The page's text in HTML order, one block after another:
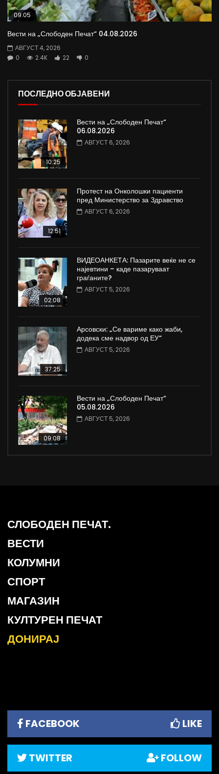
09:05
Вести на „Слободен Печат“ 04.08.2026
АВГУСТ 4, 2026
0
2.4K 22 0
ПОСЛЕДНО ОБЈАВЕНИ
10:25
Вести на „Слободен Печат“
06.08.2026
АВГУСТ 6, 2026
12:51
Протест на Онколошки пациенти
пред Министерство за Здравство
АВГУСТ 6, 2026
02:08
ВИДЕОАНКЕТА: Пазарите веќе не се
најевтини – каде пазаруваат
граѓаните?
АВГУСТ 5, 2026
37:25
Арсовски: „Се вариме како жаби,
додека сме надвор од ЕУ“
АВГУСТ 5, 2026
09:08
Вести на „Слободен Печат“
05.08.2026
АВГУСТ 5, 2026
СЛОБОДЕН ПЕЧАТ.
ВЕСТИ
КОЛУМНИ
СПОРТ
МАГАЗИН
КУЛТУРЕН ПЕЧАТ
ДОНИРАЈ
FACEBOOK LIKE
TWITTER FOLLOW